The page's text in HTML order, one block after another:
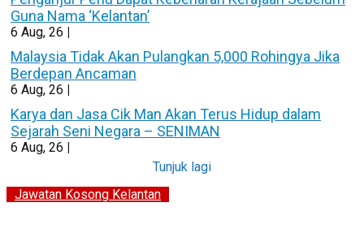
Guna Nama ‘Kelantan’
6 Aug, 26
Malaysia Tidak Akan Pulangkan 5,000 Rohingya Jika
Berdepan Ancaman
6 Aug, 26
Karya dan Jasa Cik Man Akan Terus Hidup dalam
Sejarah Seni Negara – SENIMAN
6 Aug, 26
Tunjuk lagi
Jawatan Kosong Kelantan